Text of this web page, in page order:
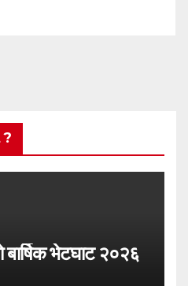
भेटघाट २०२६